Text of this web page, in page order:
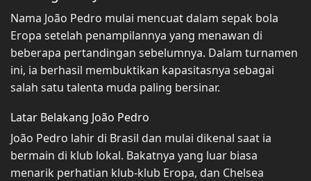
Nama João Pedro mulai mencuat dalam sepak bola
Eropa setelah penampilannya yang menawan di
beberapa pertandingan sebelumnya. Dalam turnamen
ini, ia berhasil membuktikan kapasitasnya sebagai
salah satu talenta muda paling bersinar.
Latar Belakang João Pedro
João Pedro lahir di Brasil dan mulai dikenal saat ia
bermain di klub lokal. Bakatnya yang luar biasa
menarik perhatian klub-klub Eropa, dan Chelsea